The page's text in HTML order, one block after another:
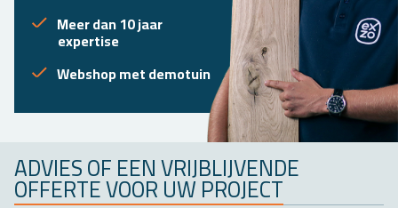
Meer dan 10 jaar
expertise
Webshop met demotuin
ADVIES OF EEN VRIJBLIJVENDE
OFFERTE VOOR UW PROJECT